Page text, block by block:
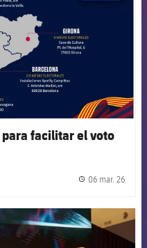
para facilitar el voto
06 mar. 26
Barcelona badge